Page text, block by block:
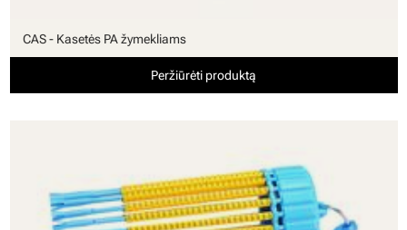
CAS - Kasetės PA žymekliams
Peržiūrėti produktą